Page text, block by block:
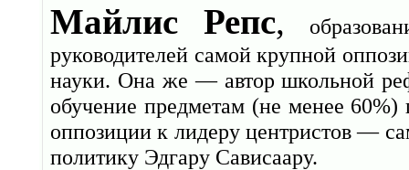
Майлис Репс,
руководителей самой крупной
науки. Она же — автор школьной
обучение предметам (не менее 60%)
оппозиции к лидеру центристов —
политику Эдгару Сависаару.